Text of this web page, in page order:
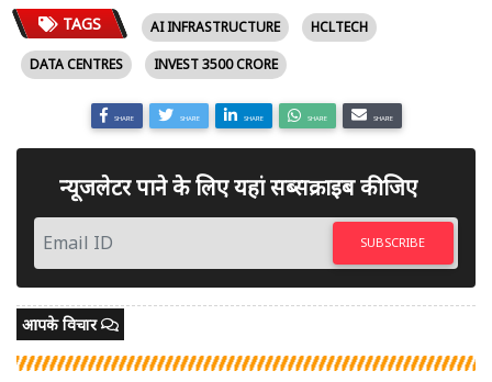
TAGS AI INFRASTRUCTURE
HCLTECH
DATA CENTRES
INVEST 3500 CRORE
SHARE SHARE SHARE SHARE SHARE
न्यूजलेटर पाने के लिए यहां सब्सक्राइब कीजिए
SUBSCRIBE
आपके विचार